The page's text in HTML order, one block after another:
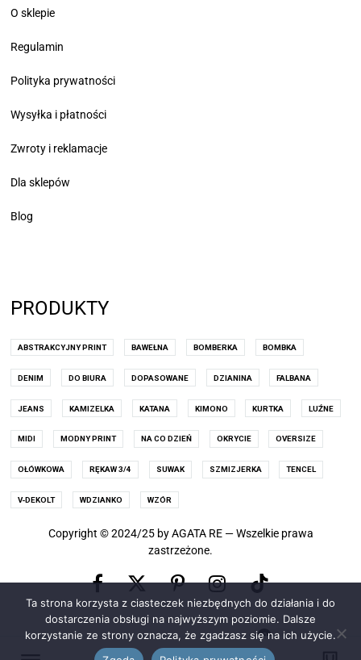
O sklepie
Regulamin
Polityka prywatności
Wysyłka i płatności
Zwroty i reklamacje
Dla sklepów
Blog
PRODUKTY
ABSTRAKCYJNY PRINT BAWEŁNA BOMBERKA BOMBKA
DENIM DO BIURA DOPASOWANE DZIANINA FALBANA
JEANS KAMIZELKA KATANA KIMONO KURTKA LUŹNE
MIDI MODNY PRINT NA CO DZIEŃ OKRYCIE OVERSIZE
OŁÓWKOWA RĘKAW 3/4 SUWAK SZMIZJERKA TENCEL
V-DEKOLT WDZIANKO WZÓR
Facebook
X
(old
Twitter)
PinterestInstagram
TikTok
Copyright © 2024/25 by AGATA RE — Wszelkie prawa
zastrzeżone.
0
Ta strona korzysta z ciasteczek niezbędnych do działania i do
dostarczenia obsługi na najwyższym poziomie. Dalsze
korzystanie ze strony oznacza, że zgadzasz się na ich użycie.